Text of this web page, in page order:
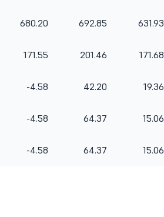
680.20 692.85 631.93
171.55 201.46 171.68
-4.58 42.20 19.36
-4.58 64.37 15.06
-4.58 64.37 15.06